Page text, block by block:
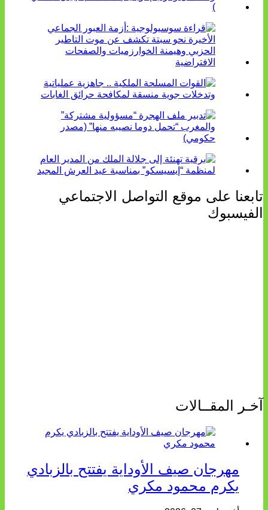
تابعنا على موقع التواصل الاجتماعي
الفيسبوك
آخـر المقــالات
مهرجان صيف الأوداية يفتتح بالزبادي
يكرم محمود مكري